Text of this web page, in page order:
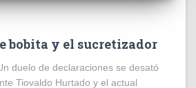
bobita y el sucretizador
duelo de declaraciones se desató
Tiovaldo Hurtado y el actual